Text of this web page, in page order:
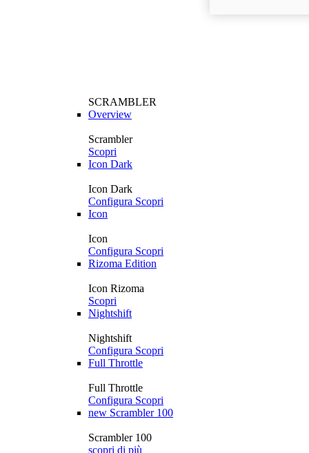
SCRAMBLER
Overview
Scrambler
Scopri
Icon Dark
Icon Dark
Configura Scopri
Icon
Icon
Configura Scopri
Rizoma Edition
Icon Rizoma
Scopri
Nightshift
Nightshift
Configura Scopri
Full Throttle
Full Throttle
Configura Scopri
new Scrambler 100
Scrambler 100
scopri di più